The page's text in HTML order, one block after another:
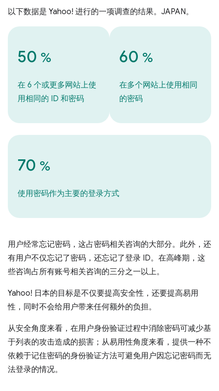
以下数据是 Yahoo! 进行的一项调查的结果。JAPAN。
50 %
在 6 个或更多网站上使
用相同的 ID 和密码
60 %
在多个网站上使用相同
的密码
70 %
使用密码作为主要的登录方式
用户经常忘记密码，这占密码相关咨询的大部分。此外，还
有用户不仅忘记了密码，还忘记了登录 ID。在高峰期，这
些咨询占所有账号相关咨询的三分之一以上。
Yahoo! 日本的目标是不仅要提高安全性，还要提高易用
性，同时不会给用户带来任何额外的负担。
从安全角度来看，在用户身份验证过程中消除密码可减少基
于列表的攻击造成的损害；从易用性角度来看，提供一种不
依赖于记住密码的身份验证方法可避免用户因忘记密码而无
法登录的情况。